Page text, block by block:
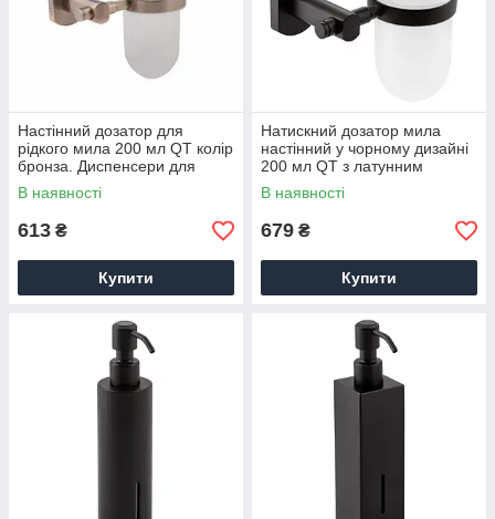
Настінний дозатор для
рідкого мила 200 мл QT колір
бронза. Диспенсери для
рідкого мила
В наявності
613 ₴
Купити
Натискний дозатор мила
настінний у чорному дизайні
200 мл QT з латунним
тримачем
В наявності
679 ₴
Купити